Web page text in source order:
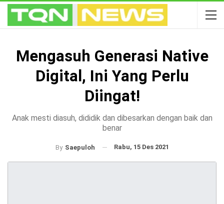
Mengasuh Generasi Native
Digital, Ini Yang Perlu
Diingat!
Anak mesti diasuh, dididik dan dibesarkan dengan baik dan
benar
By Saepuloh Rabu, 15 Des 2021